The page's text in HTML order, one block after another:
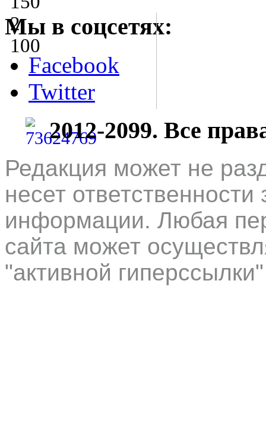
Мы в соцсетях:
Facebook
Twitter
2012-2099. Все
Редакция может не
несет
информации. Любая
сайта может
"активной